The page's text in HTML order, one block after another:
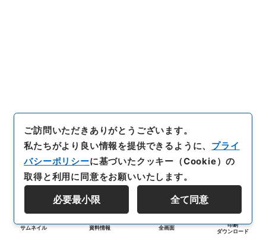
サムネイル 資料情報 全画面
印刷
ダウンロード
ご訪問いただきありがとうございます。
私たちがより良い情報を提供できるように、 プライ
バシーポリシーに基づいたクッキー（Cookie）の
取得と利用に同意をお願いいたします。
必要最小限 全て同意